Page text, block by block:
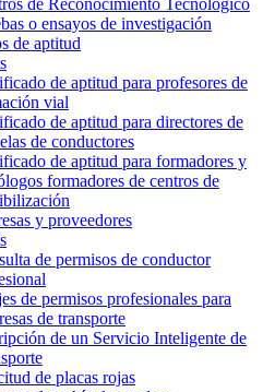
de Reconocimiento Tecnológico
o ensayos de investigación
de aptitud
de aptitud para profesores de
vial
de aptitud para directores de
de conductores
de aptitud para formadores y
formadores de centros de
y proveedores
de permisos de conductor
de permisos profesionales para
de transporte
de un Servicio Inteligente de
de placas rojas